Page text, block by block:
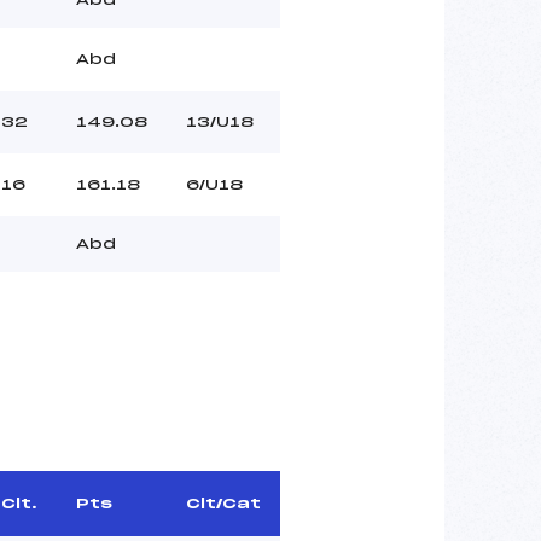
Abd
32 149.08 13/U18
16 161.18 6/U18
Abd
Clt. Pts Clt/Cat